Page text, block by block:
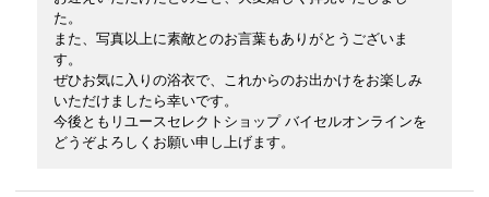
た。
また、写真以上に素敵とのお言葉もありがとうございま
す。
ぜひお気に入りの浴衣で、これからのお出かけをお楽しみ
いただけましたら幸いです。
今後ともリユースセレクトショップ バイセルオンラインを
どうぞよろしくお願い申し上げます。